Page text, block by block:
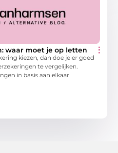
waar moet je op letten
kiezen, dan doe je er goed
te vergelijken.
in basis aan elkaar